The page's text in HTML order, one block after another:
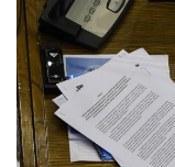
Artes visuales
Ciencia
Cine y televisión
Ciudad
Cómics